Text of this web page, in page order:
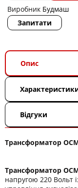
Виробник Будмаш
Запитати
Опис
Відгуки
Трансформатор
Трансформатор
напругою 220 Вольт